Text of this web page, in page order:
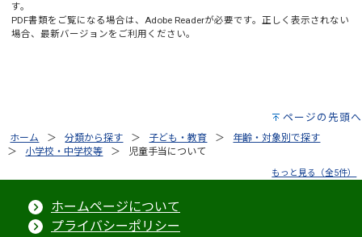
す。
PDF書類をご覧になる場合は、Adobe Readerが必要です。正しく表示されない
場合、最新バージョンをご利用ください。
ページの先頭へ
ホーム 分類から探す 子ども・教育
年齢・対象別で探す
小学校・中学校等
児童手当について
もっと見る（全5件）
ホームページについて
プライバシーポリシー